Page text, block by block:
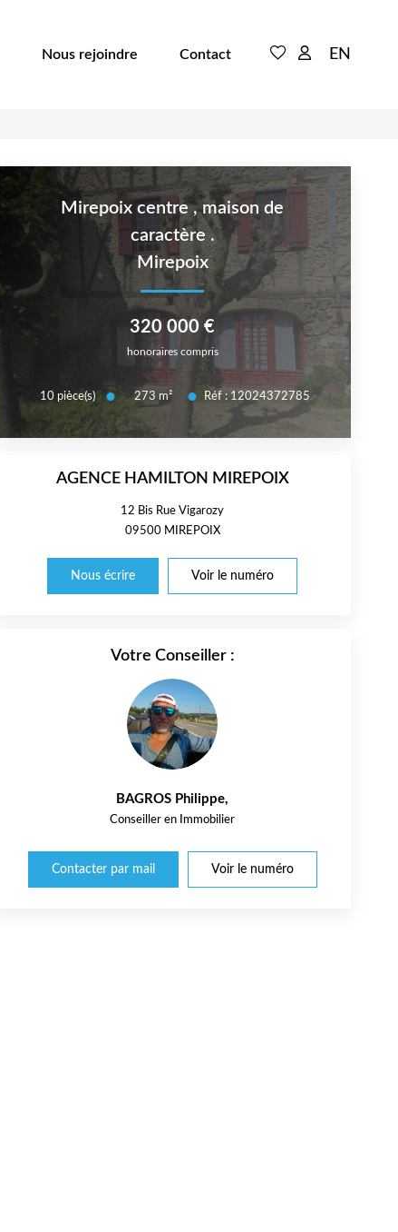
Nous rejoindre Contact EN
Mirepoix centre , maison de
caractère .
Mirepoix
320 000 €
honoraires compris
10 pièce(s) 273 m² Réf : 12024372785
AGENCE HAMILTON MIREPOIX
12 Bis Rue Vigarozy
09500 MIREPOIX
Nous écrire Voir le numéro
Votre Conseiller :
BAGROS Philippe,
Conseiller en Immobilier
Contacter par mail Voir le numéro